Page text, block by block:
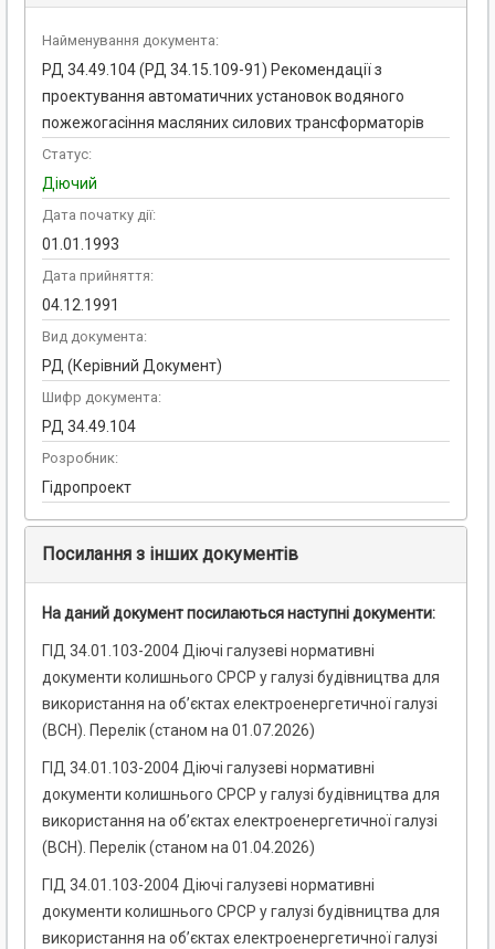
Найменування документа:
РД 34.49.104 (РД 34.15.109-91) Рекомендації з
проектування автоматичних установок водяного
пожежогасіння масляних силових трансформаторів
Статус:
Діючий
Дата початку дії:
01.01.1993
Дата прийняття:
04.12.1991
Вид документа:
РД (Керівний Документ)
Шифр документа:
РД 34.49.104
Розробник:
Гідропроект
Посилання з інших документів
На даний документ посилаються наступні документи:
ГІД 34.01.103-2004 Діючі галузеві нормативні
документи колишнього СРСР у галузі будівництва для
використання на об’єктах електроенергетичної галузі
(ВСН). Перелік (станом на 01.07.2026)
ГІД 34.01.103-2004 Діючі галузеві нормативні
документи колишнього СРСР у галузі будівництва для
використання на об’єктах електроенергетичної галузі
(ВСН). Перелік (станом на 01.04.2026)
ГІД 34.01.103-2004 Діючі галузеві нормативні
документи колишнього СРСР у галузі будівництва для
використання на об’єктах електроенергетичної галузі